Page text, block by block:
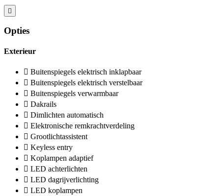
Opties
Exterieur
Buitenspiegels elektrisch inklapbaar
Buitenspiegels elektrisch verstelbaar
Buitenspiegels verwarmbaar
Dakrails
Dimlichten automatisch
Elektronische remkrachtverdeling
Grootlichtassistent
Keyless entry
Koplampen adaptief
LED achterlichten
LED dagrijverlichting
LED koplampen